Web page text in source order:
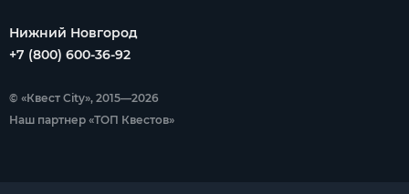
Нижний Новгород
+7 (800) 600-36-92
© «Квест City», 2015—2026
Наш партнер «ТОП Квестов»